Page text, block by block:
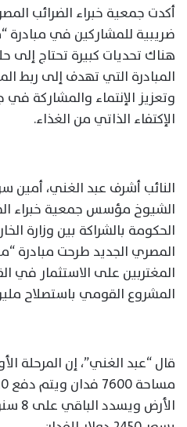
ضريبية للمشاركين في
هناك تحديات كبيرة تحتاج إلى
المبادرة التي تهدف إلى ربط
وتعزيز الإنتماء والمشاركة
الإكتفاء الذاتي من الغذاء.
النائب أشرف عبد الغني، أمين
الشيوخ مؤسس جمعية خبراء
الحكومة بالشراكة بين وزارة
المصري الجديد طرحت مبادرة
المغتربين على الاستثمار في
المشروع القومي باستصلاح
قال “عبد الغني”، إن المرحلة